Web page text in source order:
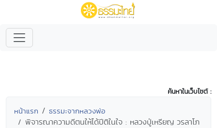
ค้นหาในเว็บไซต์ :
หน้าแรก ธรรมะจากหลวงพ่อ
พิจารณาความดีตนให้ได้ปีติในใจ : หลวงปู่เหรียญ วรลาโภ